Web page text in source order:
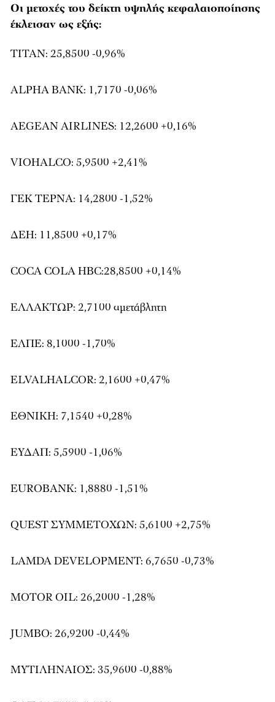
Οι μετοχές του δείκτη υψηλής κεφαλαιοποίησης
έκλεισαν ως εξής:
ΤΙΤΑΝ: 25,8500 -0,96%
ALPHA BANK: 1,7170 -0,06%
AEGEAN AIRLINES: 12,2600 +0,16%
VIOHALCO: 5,9500 +2,41%
ΓΕΚ ΤΕΡΝΑ: 14,2800 -1,52%
ΔΕΗ: 11,8500 +0,17%
COCA COLA HBC:28,8500 +0,14%
ΕΛΛΑΚΤΩΡ: 2,7100 αμετάβλητη
ΕΛΠΕ: 8,1000 -1,70%
ELVALHALCOR: 2,1600 +0,47%
ΕΘΝΙΚΗ: 7,1540 +0,28%
ΕΥΔΑΠ: 5,5900 -1,06%
EUROBANK: 1,8880 -1,51%
QUEST ΣΥΜΜΕΤΟΧΩΝ: 5,6100 +2,75%
LAMDA DEVELOPMENT: 6,7650 -0,73%
MOTOR OIL: 26,2000 -1,28%
JUMBO: 26,9200 -0,44%
ΜΥΤΙΛΗΝΑΙΟΣ: 35,9600 -0,88%